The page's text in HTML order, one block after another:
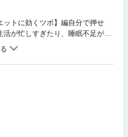
ットに効くツボ】編自分で押せ
が忙しすぎたり、睡眠不足が続
まな不調を招きます。よく眠れ
としたりして、一日が台なしに
原因は、肉体的・精神的ストレ
がうまく脳に伝わらなくなって
なツボを厳選し、痛みや症状、
スタイムや入浴時、また仕事中
ワ、くすみ・抜け毛、白髪・代